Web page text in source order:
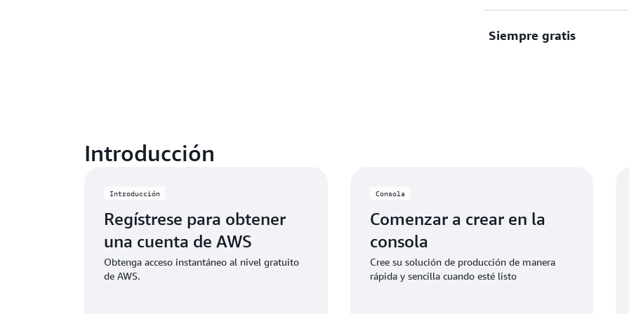
Disfrute de determinados
Siempre gratis
Introducción
Introducción
Regístrese para obtener
una cuenta de AWS
Obtenga acceso instantáneo al nivel gratuito
de AWS.
Consola
Comenzar a crear en la
consola
Cree su solución de producción de manera
rápida y sencilla cuando esté listo